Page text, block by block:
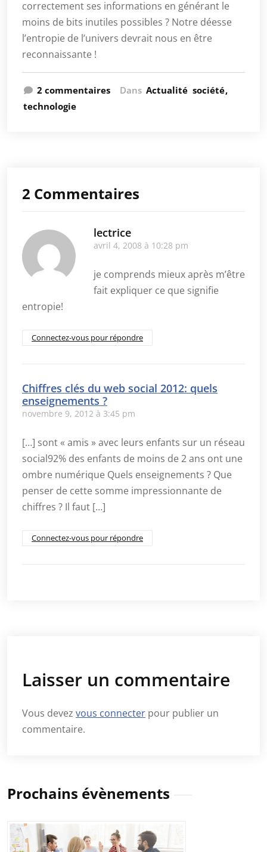
correctement ses informations en générant le
moins de bits inutiles possibles ? Notre déesse
l’entropie de l’univers devrait nous en être
reconnaissante !
2 commentaires Dans Actualité société
technologie
2 Commentaires
lectrice
avril 4, 2008 à 10:28 pm
je comprends mieux après m’être
fait expliquer ce que signifie
entropie!
Connectez-vous pour répondre
Chiffres clés du web social 2012: quels
enseignements ?
novembre 9, 2012 à 3:45 pm
[…] sont « amis » avec leurs enfants sur un réseau
social92% des enfants de moins de 2 ans ont une
ombre numérique Quels enseignements ? Que
penser de cette somme impressionnante de
chiffres ? Il faut […]
Connectez-vous pour répondre
Laisser un commentaire
Vous devez vous connecter pour publier un
commentaire.
Prochains évènements